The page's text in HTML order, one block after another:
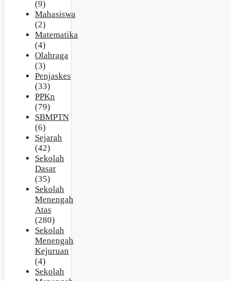
(9)
Mahasiswa
(2)
Matematika
(4)
Olahraga
(3)
Penjaskes
(33)
PPKn
(79)
SBMPTN
(6)
Sejarah
(42)
Sekolah
Dasar
(35)
Sekolah
Menengah
Atas
(280)
Sekolah
Menengah
Kejuruan
(4)
Sekolah